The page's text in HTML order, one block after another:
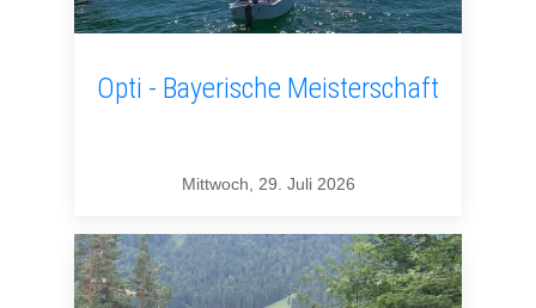
Opti - Bayerische Meisterschaft
Mittwoch, 29. Juli 2026